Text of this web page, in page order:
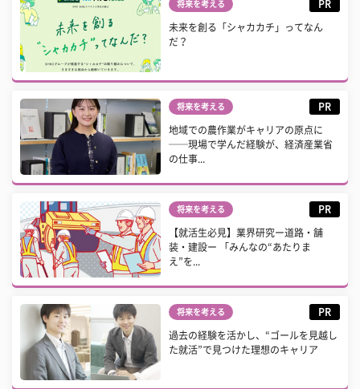
将来を考える PR
未来を創る「シャカカチ」ってなん
だ？
将来を考える PR
地域での農作業がキャリアの原点に
──現場で学んだ経験が、経済産業省
の仕事...
将来を考える PR
【就活生必見】業界研究ー道路・舗
装・建設ー 「みんなの“あたりま
え”を...
将来を考える PR
過去の経験を活かし、“ゴールを見越し
た就活”で見つけた理想のキャリア